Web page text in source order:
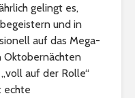
gelingt es,
und in
auf das Mega-
Oktobernächten
auf der Rolle“
echte